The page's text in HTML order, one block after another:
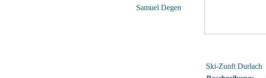
Samuel Degen
Ski-Zunft Durlach